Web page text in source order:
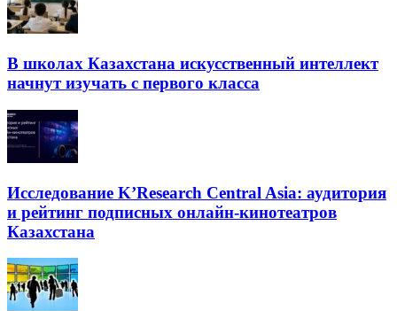
В школах Казахстана искусственный интеллект
начнут изучать с первого класса
Исследование K’Research Central Asia: аудитория
и рейтинг подписных онлайн-кинотеатров
Казахстана